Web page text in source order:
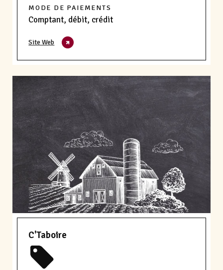
MODE DE PAIEMENTS
Comptant, débit, crédit
Site Web
C'Taboire